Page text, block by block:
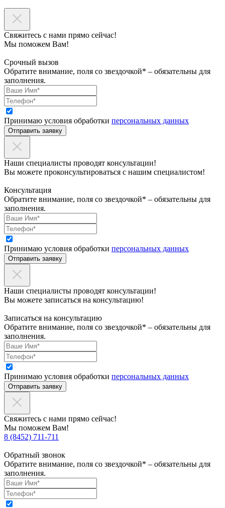
Свяжитесь с нами прямо сейчас!
Мы поможем Вам!
Срочный вызов
Обратите внимание, поля со звездочкой* – обязательны для
заполнения.
Принимаю условия обработки персональных данных
Отправить заявку
Наши специалисты проводят консультации!
Вы можете проконсультироваться с нашим специалистом!
Консультация
Обратите внимание, поля со звездочкой* – обязательны для
заполнения.
Принимаю условия обработки персональных данных
Отправить заявку
Наши специалисты проводят консультации!
Вы можете записаться на консультацию!
Записаться на консультацию
Обратите внимание, поля со звездочкой* – обязательны для
заполнения.
Принимаю условия обработки персональных данных
Отправить заявку
Свяжитесь с нами прямо сейчас!
Мы поможем Вам!
8 (8452) 711-711
Обратный звонок
Обратите внимание, поля со звездочкой* – обязательны для
заполнения.